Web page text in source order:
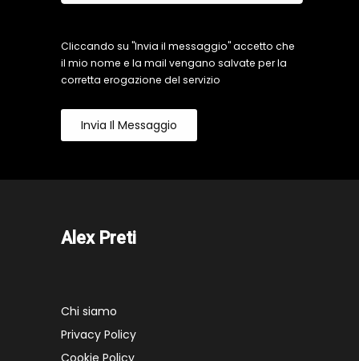
Cliccando su "Invia il messaggio" accetto che
il mio nome e la mail vengano salvate per la
corretta erogazione del servizio
Invia Il Messaggio
Alex Preti
Chi siamo
Privacy Policy
Cookie Policy